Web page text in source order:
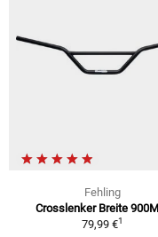
Fehling
Crosslenker Breite
79,99 €1